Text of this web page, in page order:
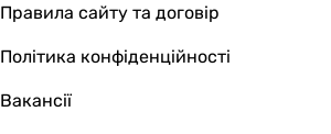
Правила сайту та договір
Політика конфіденційності
Вакансії